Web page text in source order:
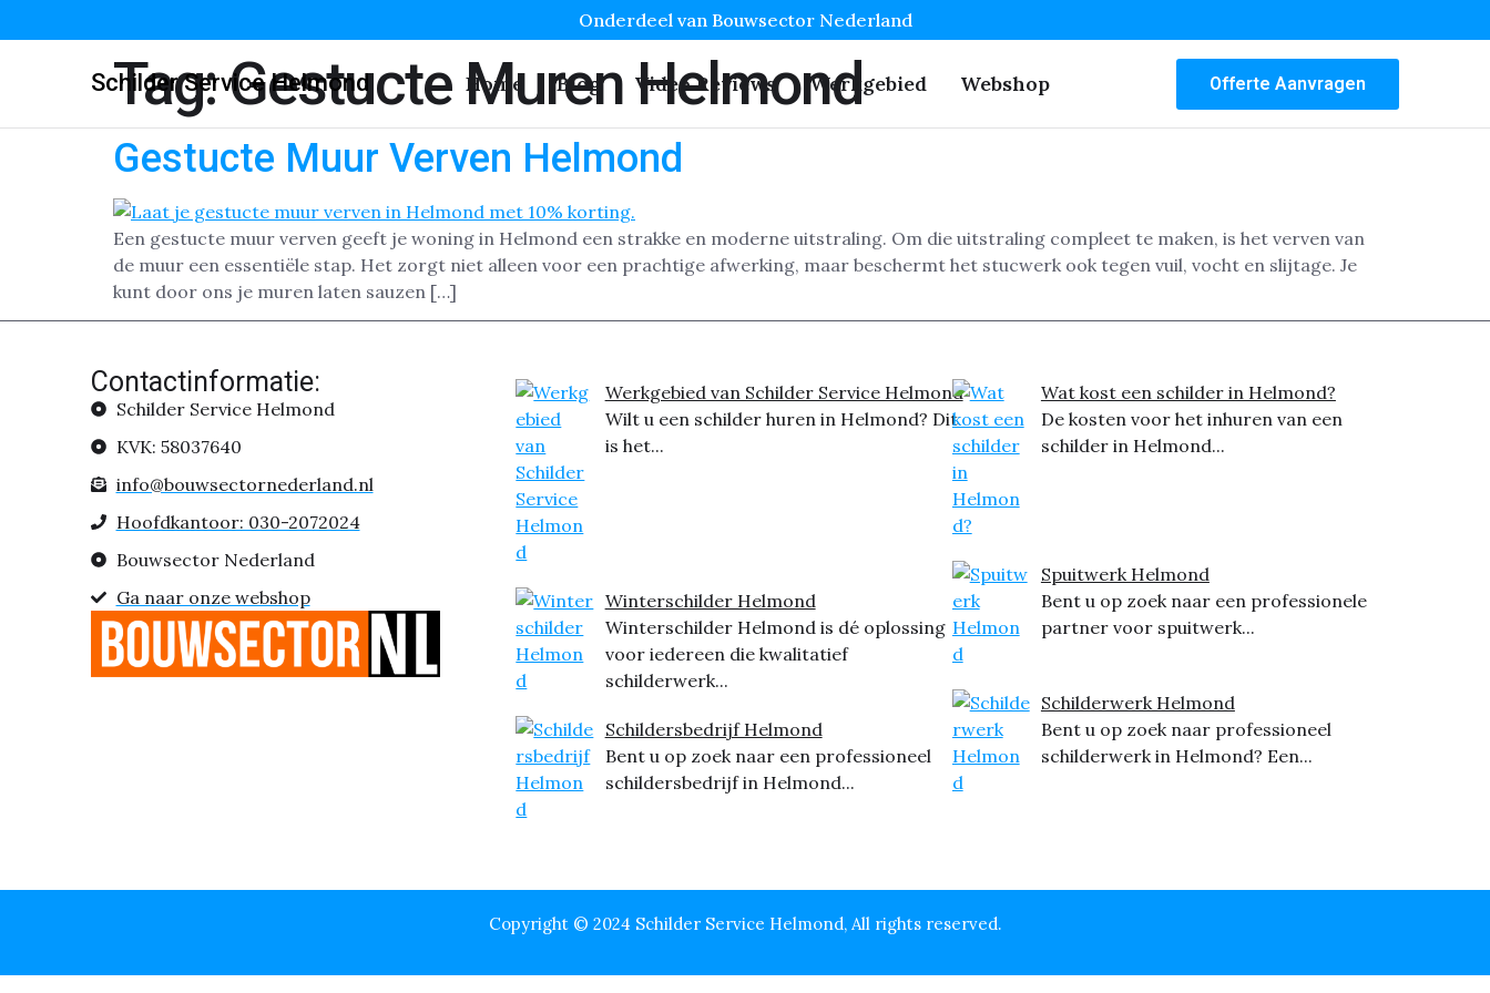
Onderdeel van Bouwsector Nederland
Schilder Service Helmond Home Blog Video Reviews Werkgebied Webshop Offerte Aanvragen
Tag:Gestucte Muren Helmond
Gestucte Muur Verven Helmond
Een gestucte muur verven geeft je woning in Helmond een strakke en moderne uitstraling. Om die uitstraling compleet te maken, is het verven van
de muur een essentiële stap. Het zorgt niet alleen voor een prachtige afwerking, maar beschermt het stucwerk ook tegen vuil, vocht en slijtage. Je
kunt door ons je muren laten sauzen […]
Contactinformatie:
Schilder Service Helmond
KVK: 58037640
info@bouwsectornederland.nl
Hoofdkantoor: 030-2072024
Bouwsector Nederland
Ga naar onze webshop
Werkgebied van Schilder Service Helmond
Wilt u een schilder huren in Helmond? Dit
is het...
Winterschilder Helmond
Winterschilder Helmond is dé oplossing
voor iedereen die kwalitatief
schilderwerk...
Schildersbedrijf Helmond
Bent u op zoek naar een professioneel
schildersbedrijf in Helmond...
Wat kost een schilder in Helmond?
De kosten voor het inhuren van een
schilder in Helmond...
Spuitwerk Helmond
Bent u op zoek naar een professionele
partner voor spuitwerk...
Schilderwerk Helmond
Bent u op zoek naar professioneel
schilderwerk in Helmond? Een...
Copyright © 2024 Schilder Service Helmond, All rights reserved.